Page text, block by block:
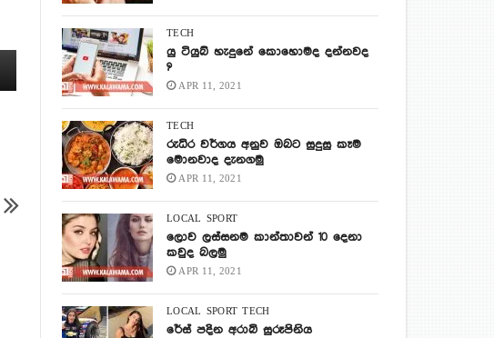
TECH
යු ටියුබ් හැදුනේ කොහොමද දන්නවද
?
APR 11, 2021
TECH
රුධිර වර්ගය අනුව ඔබට සුදුසු කෑම
මොනවාද දැනගමු
APR 11, 2021
LOCAL SPORT
ලොව ලස්සනම කාන්තාවන් 10 දෙනා
කවුද බලමු
APR 11, 2021
LOCAL SPORT TECH
රේස් පදින අරාබි සුරූපිනිය